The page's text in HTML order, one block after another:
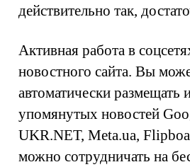
действительно так,
Активная работа в
новостного сайта. Вы
автоматически размещать
упомянутых новостей
UKR.NET, Meta.ua,
можно сотрудничать на